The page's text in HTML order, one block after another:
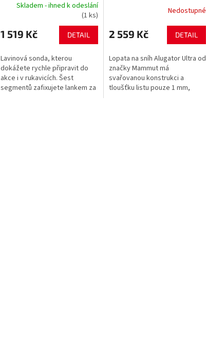
Skladem - ihned k odeslání
(1 ks)
1 519 Kč DETAIL
Lavinová sonda, kterou
dokážete rychle připravit do
akce i v rukavicích. Šest
segmentů zafixujete lankem za
Nedostupné
2 559 Kč DETAIL
Lopata na sníh Alugator Ultra od
značky Mammut má
svařovanou konstrukci a
tloušťku listu pouze 1 mm,